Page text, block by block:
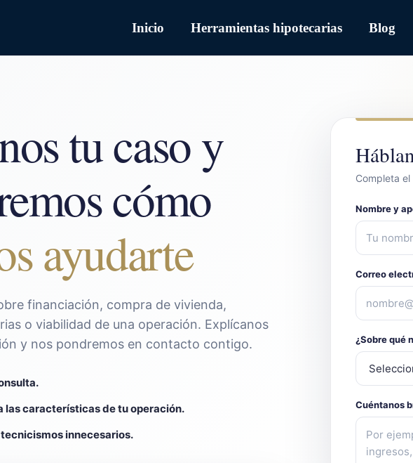
Inicio Herramientas hipotecarias Blog
tu caso y
cómo
ayudarte
financiación, compra de vivienda,
o viabilidad de una operación. Explícanos
y nos pondremos en contacto contigo.
las características de tu operación.
innecesarios.
Completa
Nombre y
Correo
¿Sobre qué
Cuéntanos